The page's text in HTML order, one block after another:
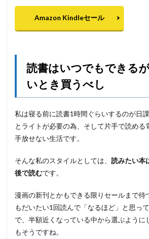
Amazon Kindleセール
読書はいつでもできる
いとき買うべし
私は寝る前に読書1時間ぐらいするのが日
とライトが必要の為、そして片手で読める
手放せない生活です。
そんな私のスタイルとしては、 読みたい本
後で読むです。
漫画の新刊とかもできる限りセールまで待
もだいたい1回読んで「なるほど」と思っ
で、半額近くなっている中から選ぶように
もそうですね。